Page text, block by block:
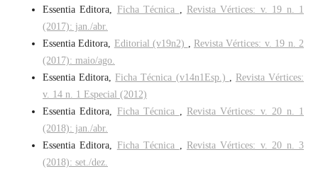
Essentia Editora, Ficha Técnica , Revista Vértices: v. 19 n. 1
(2017): jan./abr.
Essentia Editora, Editorial (v19n2) , Revista Vértices: v. 19 n. 2
(2017): maio/ago.
Essentia Editora, Ficha Técnica (v14n1Esp.) , Revista Vértices:
v. 14 n. 1 Especial (2012)
Essentia Editora, Ficha Técnica , Revista Vértices: v. 20 n. 1
(2018): jan./abr.
Essentia Editora, Ficha Técnica , Revista Vértices: v. 20 n. 3
(2018): set./dez.